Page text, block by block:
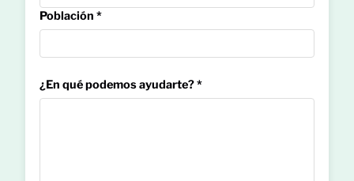
Población *
¿En qué podemos ayudarte? *